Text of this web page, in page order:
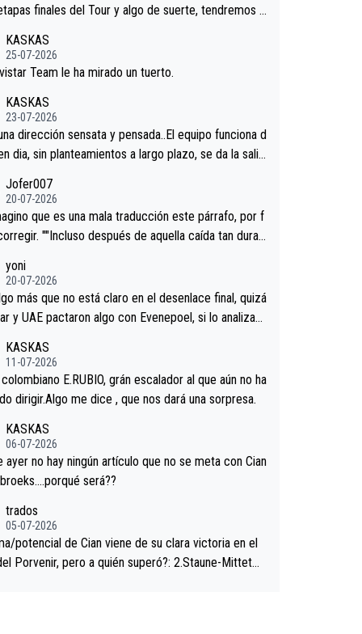
finales del Tour y algo de suerte, tendremos u
KASKAS
25-07-2026
Team le ha mirado un tuerto.
KASKAS
23-07-2026
dirección sensata y pensada..El equipo funciona d
dia, sin planteamientos a largo plazo, se da la salid
Minguez, Velez etc etc.Me da pena vivir estos
tan tristes sin victorias.
Jofer007
20-07-2026
que es una mala traducción este párrafo, por f
""Incluso después de aquella caída tan dura,
permaneció pegado a su rueda. Parecía increí
en la que era capaz de controlar el miedo", re
yoni
20-07-2026
más que no está claro en el desenlace final, quizá
y UAE pactaron algo con Evenepoel, si lo analizam
casi sin pedalear, luego está el saludo con Evenepo
la mano de una manera muy fraternal, más allá
toques en el hombro con que saludaba a Vin
abarca poco aprieta, a ver si por querer poner a
con calzador en posición de podio UAE y Pojacar
complicar el tour.
KASKAS
11-07-2026
E.RUBIO, grán escalador al que aún no ha
n sabido dirigir.Algo me dice , que nos dará una sorpresa.
KASKAS
06-07-2026
ayer no hay ningún artículo que no se meta con Cian
será??
trados
05-07-2026
potencial de Cian viene de su clara victoria en el
Porvenir, pero a quién superó?: 2.Staune-Mittet